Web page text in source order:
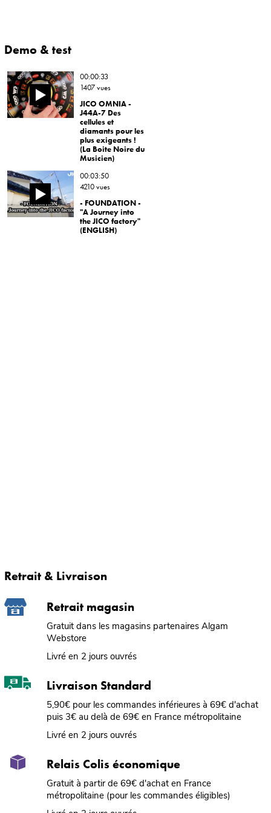
Demo & test
00:00:33
1407 vues
JICO OMNIA -
J44A-7 Des
cellules et
diamants pour les
plus exigeants !
(La Boite Noire du
Musicien)
00:03:50
4210 vues
- FOUNDATION -
"A Journey into
the JICO factory"
(ENGLISH)
Retrait & Livraison
Retrait magasin
Gratuit dans les magasins partenaires Algam
Webstore
Livré en 2 jours ouvrés
Livraison Standard
5,90€ pour les commandes inférieures à 69€ d'achat
puis 3€ au delà de 69€ en France métropolitaine
Livré en 2 jours ouvrés
Relais Colis économique
Gratuit à partir de 69€ d'achat en France
métropolitaine (pour les commandes éligibles)